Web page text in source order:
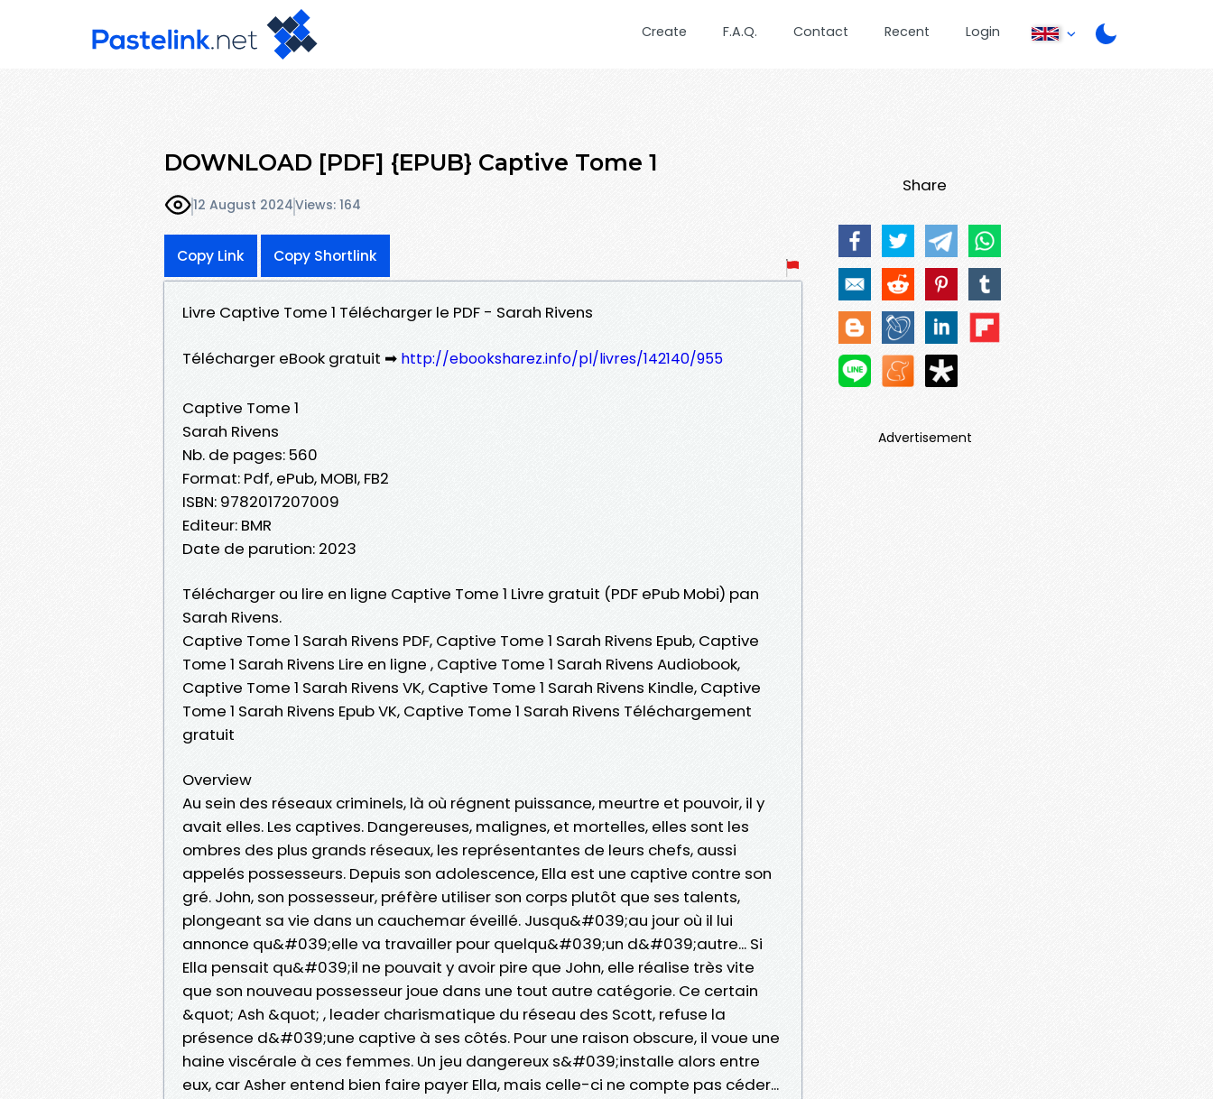
Create F.A.Q. Contact Recent Login
DOWNLOAD [PDF] {EPUB} Captive Tome 1
12 August 2024Views: 164
Copy Link Copy Shortlink
Livre Captive Tome 1 Télécharger le PDF - Sarah Rivens
Télécharger eBook gratuit ➡ http://ebooksharez.info/pl/livres/142140/955
Captive Tome 1
Sarah Rivens
Nb. de pages: 560
Format: Pdf, ePub, MOBI, FB2
ISBN: 9782017207009
Editeur: BMR
Date de parution: 2023
Télécharger ou lire en ligne Captive Tome 1 Livre gratuit (PDF ePub Mobi) pan
Sarah Rivens.
Captive Tome 1 Sarah Rivens PDF, Captive Tome 1 Sarah Rivens Epub, Captive
Tome 1 Sarah Rivens Lire en ligne , Captive Tome 1 Sarah Rivens Audiobook,
Captive Tome 1 Sarah Rivens VK, Captive Tome 1 Sarah Rivens Kindle, Captive
Tome 1 Sarah Rivens Epub VK, Captive Tome 1 Sarah Rivens Téléchargement
gratuit
Overview
Au sein des réseaux criminels, là où régnent puissance, meurtre et pouvoir, il y
avait elles. Les captives. Dangereuses, malignes, et mortelles, elles sont les
ombres des plus grands réseaux, les représentantes de leurs chefs, aussi
appelés possesseurs. Depuis son adolescence, Ella est une captive contre son
gré. John, son possesseur, préfère utiliser son corps plutôt que ses talents,
plongeant sa vie dans un cauchemar éveillé. Jusqu&#039;au jour où il lui
annonce qu&#039;elle va travailler pour quelqu&#039;un d&#039;autre... Si
Ella pensait qu&#039;il ne pouvait y avoir pire que John, elle réalise très vite
que son nouveau possesseur joue dans une tout autre catégorie. Ce certain
&quot; Ash &quot; , leader charismatique du réseau des Scott, refuse la
présence d&#039;une captive à ses côtés. Pour une raison obscure, il voue une
haine viscérale à ces femmes. Un jeu dangereux s&#039;installe alors entre
eux, car Asher entend bien faire payer Ella, mais celle-ci ne compte pas céder...
Share
Advertisement